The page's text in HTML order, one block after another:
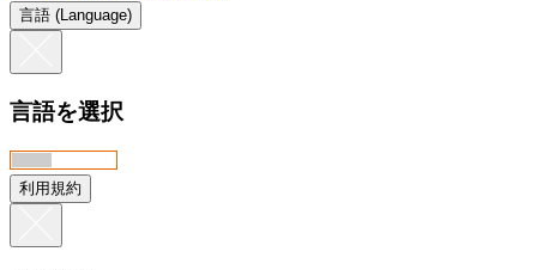
言語 (Language)
言語を選択
利用規約